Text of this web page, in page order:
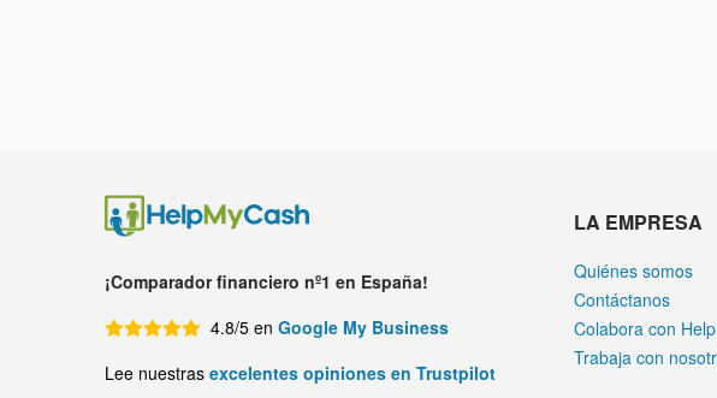
¡Comparador financiero nº1 en España!
4.8/5 en Google My Business
Lee nuestras excelentes opiniones en Trustpilot
LA EMPRESA
Quiénes somos
Contáctanos
Colabora con
Trabaja con